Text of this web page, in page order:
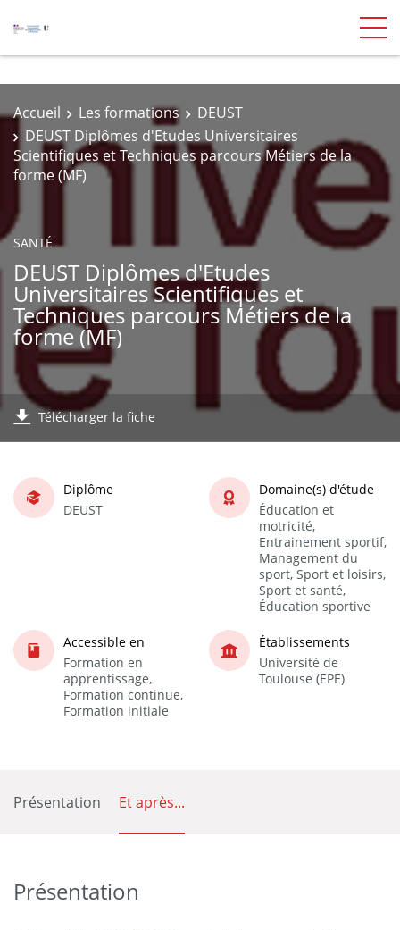
Accueil Les formations
DEUST
DEUST Diplômes d'Etudes Universitaires
Scientifiques et Techniques parcours Métiers de la
forme (MF)
SANTÉ
DEUST Diplômes d'Etudes
Universitaires Scientifiques et
Techniques parcours Métiers de la
forme (MF)
Télécharger la fiche
Diplôme
DEUST
Domaine(s) d'étude
Éducation et
motricité,
Entrainement sportif,
Management du
sport, Sport et loisirs,
Sport et santé,
Éducation sportive
Accessible en
Formation en
apprentissage,
Formation continue,
Formation initiale
Établissements
Université de
Toulouse (EPE)
Présentation Et après...
Présentation